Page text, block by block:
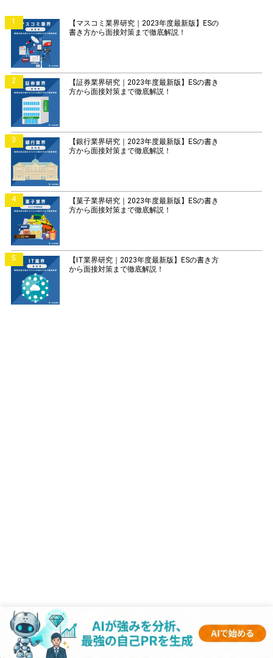
1
【マスコミ業界研究｜2023年度最新版】ESの
書き方から面接対策まで徹底解説！
2
【証券業界研究｜2023年度最新版】ESの書き
方から面接対策まで徹底解説！
3
【銀行業界研究｜2023年度最新版】ESの書き
方から面接対策まで徹底解説！
4
【菓子業界研究｜2023年度最新版】ESの書き
方から面接対策まで徹底解説！
5
【IT業界研究｜2023年度最新版】ESの書き方
から面接対策まで徹底解説！